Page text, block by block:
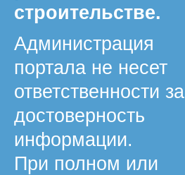
строительстве.
Администрация
портала не несет
ответственности за
достоверность
информации.
При полном или